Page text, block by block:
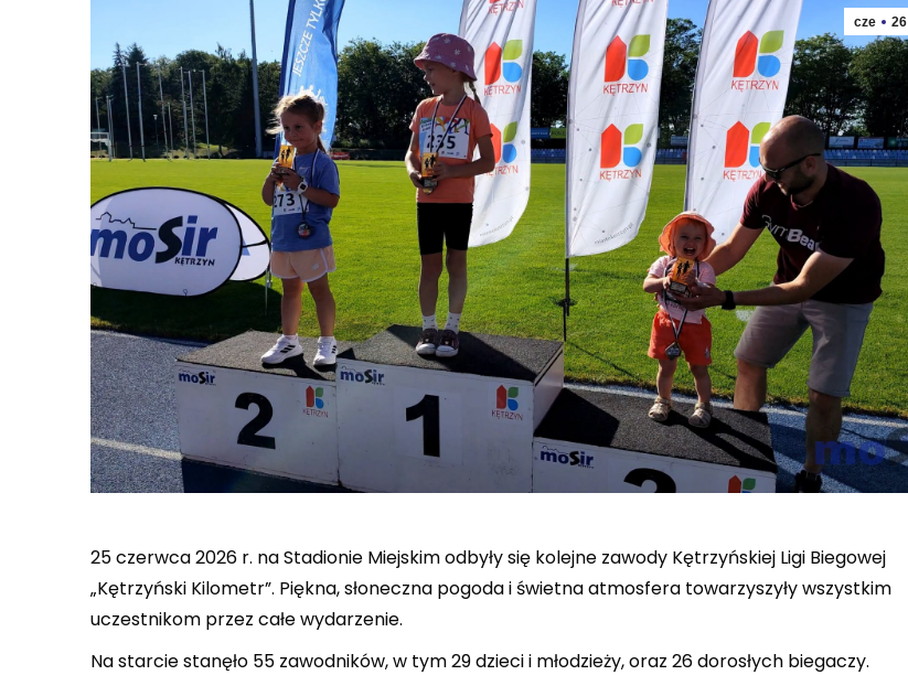
cze 26
25 czerwca 2026 r. na Stadionie Miejskim odbyły się kolejne zawody Kętrzyńskiej Ligi Biegowej
„Kętrzyński Kilometr”. Piękna, słoneczna pogoda i świetna atmosfera towarzyszyły wszystkim
uczestnikom przez całe wydarzenie.
Na starcie stanęło 55 zawodników, w tym 29 dzieci i młodzieży, oraz 26 dorosłych biegaczy.